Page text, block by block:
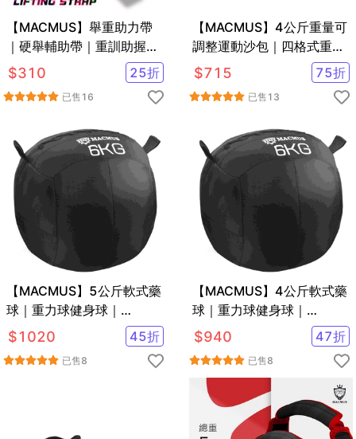
【MACMUS】舉重助力帶
｜硬舉輔助帶｜重訓助握帶
｜健身倍力帶｜五色可選
$310 25折
已售 16
【MACMUS】4公斤重量可
調整運動沙包｜四格式重量
可調負重沙袋｜單邊2公斤
復健沙包
$715 75折
已售 13
【MACMUS】5公斤軟式藥
球｜重力球健身球｜
Medicine Ball
$1020 45折
已售8
【MACMUS】4公斤軟式藥
球｜重力球健身球｜
Medicine Ball
$940 47折
已售8